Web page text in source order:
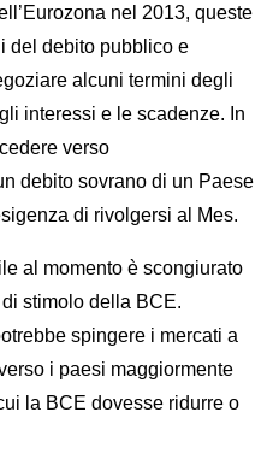
nel 2013, queste
del debito pubblico e
alcuni termini degli
interessi e le scadenze. In
verso
debito sovrano di un Paese
di rivolgersi al Mes.
al momento è scongiurato
stimolo della BCE.
spingere i mercati a
i paesi maggiormente
la BCE dovesse ridurre o